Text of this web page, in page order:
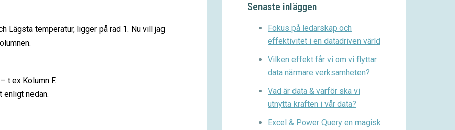
Lägsta temperatur, ligger på rad 1. Nu vill jag
t ex Kolumn F.
enligt nedan.
Senaste inläggen
Fokus på ledarskap och
effektivitet i en datadriven värld
Vilken effekt får vi om vi flyttar
data närmare verksamheten?
Vad är data & varför ska vi
utnytta kraften i vår data?
Excel & Power Query en magisk